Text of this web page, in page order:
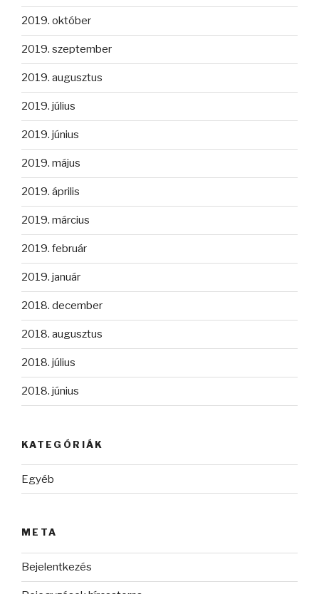
2019. október
2019. szeptember
2019. augusztus
2019. július
2019. június
2019. május
2019. április
2019. március
2019. február
2019. január
2018. december
2018. augusztus
2018. július
2018. június
KATEGÓRIÁK
Egyéb
META
Bejelentkezés